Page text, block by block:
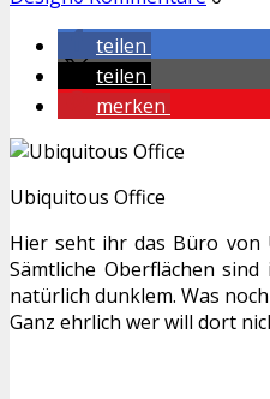
teilen
teilen
merken
Ubiquitous Office
Hier seht ihr das Büro von
Sämtliche Oberflächen
natürlich dunklem. Was
Ganz ehrlich wer will dort